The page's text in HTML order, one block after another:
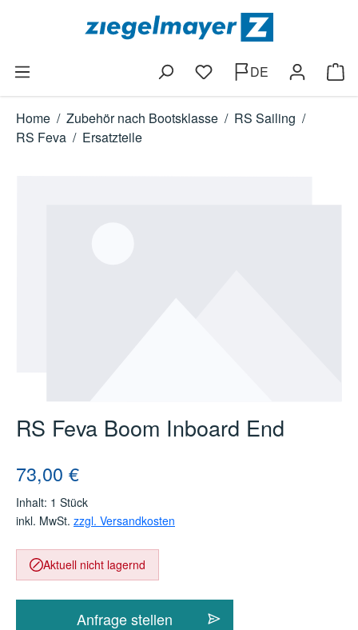
Zum Hauptinhalt springen
Du hast 0 Produkte auf
DE
Home / Zubehör nach Bootsklasse / RS Sailing /
RS Feva / Ersatzteile
RS Feva Boom Inboard End
Regulärer Preis:
73,00 €
Inhalt: 1 Stück
inkl. MwSt. zzgl. Versandkosten
Aktuell nicht lagernd
Anfrage stellen